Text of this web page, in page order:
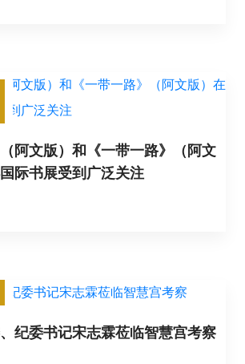
（阿文版）和《一带一路》（阿文
际书展受到广泛关注
纪委书记宋志霖莅临智慧宫考察